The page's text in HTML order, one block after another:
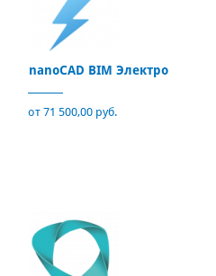
nanoCAD BIM Электро
от 71 500,00 руб.